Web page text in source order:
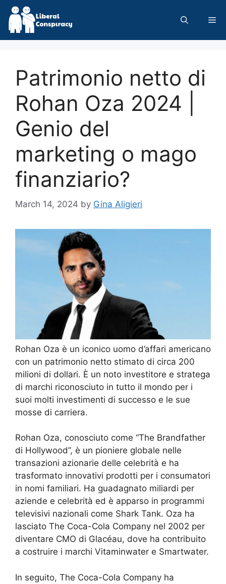
Skip
content
Patrimonio netto di
Rohan Oza 2024 |
Genio del
marketing o mago
finanziario?
March 14, 2024 by Gina Aligieri
Rohan Oza è un iconico uomo d’affari americano
con un patrimonio netto stimato di circa 200
milioni di dollari. È un noto investitore e stratega
di marchi riconosciuto in tutto il mondo per i
suoi molti investimenti di successo e le sue
mosse di carriera.
Rohan Oza, conosciuto come “The Brandfather
di Hollywood”, è un pioniere globale nelle
transazioni azionarie delle celebrità e ha
trasformato innovativi prodotti per i consumatori
in nomi familiari. Ha guadagnato miliardi per
aziende e celebrità ed è apparso in programmi
televisivi nazionali come Shark Tank. Oza ha
lasciato The Coca-Cola Company nel 2002 per
diventare CMO di Glacéau, dove ha contribuito
a costruire i marchi Vitaminwater e Smartwater.
In seguito, The Coca-Cola Company ha